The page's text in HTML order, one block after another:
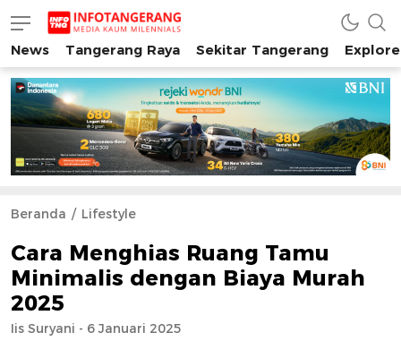
INFO TANGERANG
Media Kaum Millenials Tangerang Raya
News Tangerang Raya Sekitar Tangerang
Beranda Lifestyle
Cara Menghias Ruang Tamu
Minimalis dengan Biaya Murah
2025
Iis Suryani - 6 Januari 2025